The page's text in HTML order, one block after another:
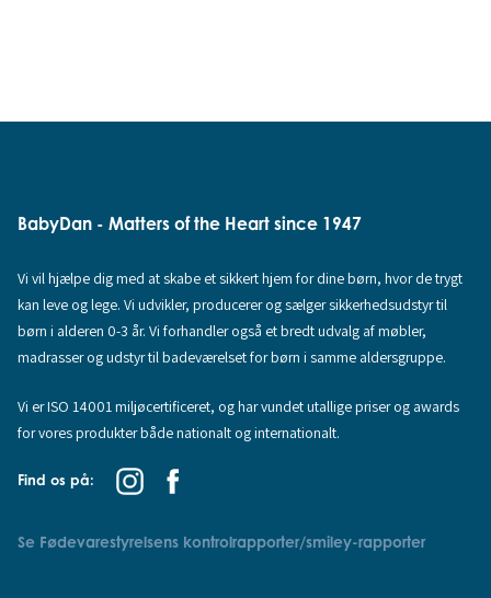
BabyDan - Matters of the Heart since 1947
Vi vil hjælpe dig med at skabe et sikkert hjem for dine børn, hvor de trygt
kan leve og lege. Vi udvikler, producerer og sælger sikkerhedsudstyr til
børn i alderen 0-3 år. Vi forhandler også et bredt udvalg af møbler,
madrasser og udstyr til badeværelset for børn i samme aldersgruppe.
Vi er ISO 14001 miljøcertificeret, og har vundet utallige priser og awards
for vores produkter både nationalt og internationalt.
Find os på:
Se Fødevarestyrelsens kontrolrapporter/smiley-rapporter